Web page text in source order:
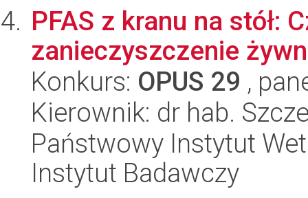
PFAS z kranu na stół:
zanieczyszczenie
Konkurs: OPUS 29 ,
Kierownik: dr hab.
Państwowy Instytut
Instytut Badawczy